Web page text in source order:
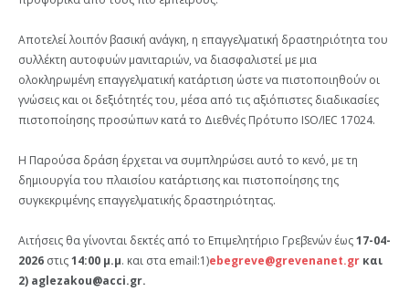
Αποτελεί λοιπόν βασική ανάγκη, η επαγγελματική δραστηριότητα του
συλλέκτη αυτοφυών μανιταριών, να διασφαλιστεί με μια
ολοκληρωμένη επαγγελματική κατάρτιση ώστε να πιστοποιηθούν οι
γνώσεις και οι δεξιότητές του, μέσα από τις αξιόπιστες διαδικασίες
πιστοποίησης προσώπων κατά το Διεθνές Πρότυπο ISO/IEC 17024.
Η Παρούσα δράση έρχεται να συμπληρώσει αυτό το κενό, με τη
δημιουργία του πλαισίου κατάρτισης και πιστοποίησης της
συγκεκριμένης επαγγελματικής δραστηριότητας.
Αιτήσεις θα γίνονται δεκτές από το Επιμελητήριο Γρεβενών έως17-04-
2026 στις14:00 μ.μ. και στα email:1)ebegreve@grevenanet.gr και
2) aglezakou@acci.gr.